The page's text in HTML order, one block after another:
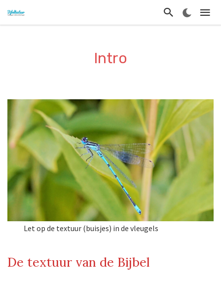
Intro
Let op de textuur (buisjes) in de vleugels
De textuur van de Bijbel